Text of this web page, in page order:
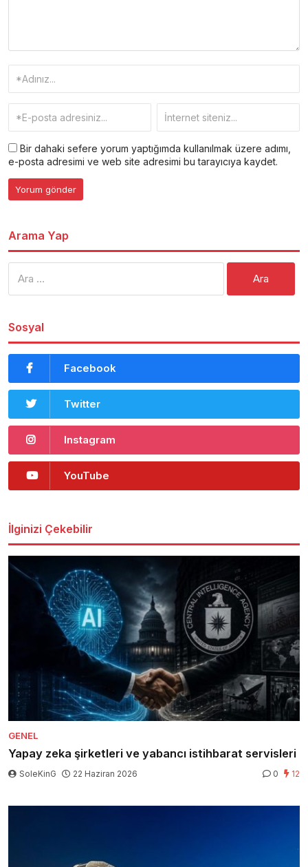
Bir dahaki sefere yorum yaptığımda kullanılmak üzere adımı,
e-posta adresimi ve web site adresimi bu tarayıcıya kaydet.
Arama Yap
Sosyal
Facebook
Twitter
Instagram
YouTube
İlginizi Çekebilir
GENEL
Yapay zeka şirketleri ve yabancı istihbarat servisleri
SoleKinG 22 Haziran 2026 0 12